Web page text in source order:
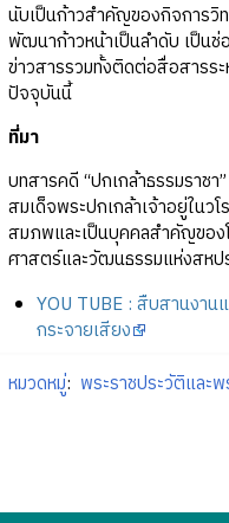
นับเป็นก้าวสำคัญของกิจการวิ
พัฒนาก้าวหน้าเป็นลำดับ เป็น
ข่าวสารรวมทั้งติดต่อสื่อสารระ
ปัจจุบันนี้
ที่มา
บทสารคดี “ปกเกล้าธรรมราช
สมเด็จพระปกเกล้าเจ้าอยู่ใน
สมภพและเป็นบุคคลสำคัญของ
ศาสตร์และวัฒนธรรมแห่งสหป
YOU TUBE : สืบสานงา
กระจายเสียง
หมวดหมู่: พระราชประวัติและ